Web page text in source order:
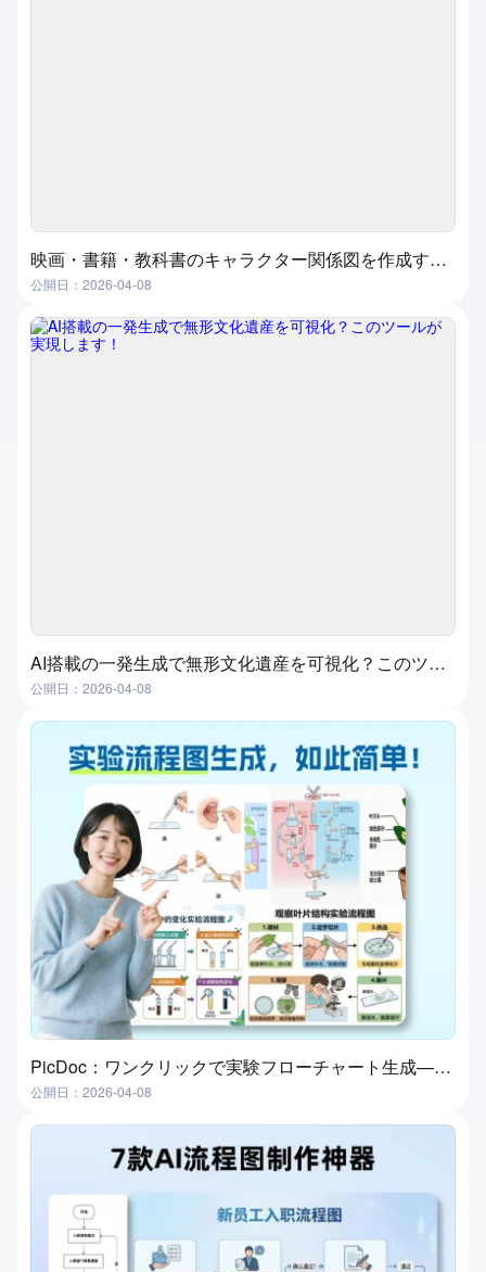
映画・書籍・教科書のキャラクター関係図を作成する方法？超実用的で簡単な方法
公開日：2026-04-08
AI搭載の一発生成で無形文化遺産を可視化？このツールが実現します！
公開日：2026-04-08
PicDoc：ワンクリックで実験フローチャート生成—実験授業準備の究極ツール
公開日：2026-04-08